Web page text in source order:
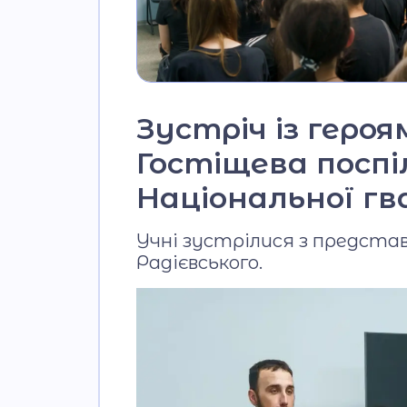
Зустріч із
Гостіщева
Національної
Учні зустрілися з
Радієвського.